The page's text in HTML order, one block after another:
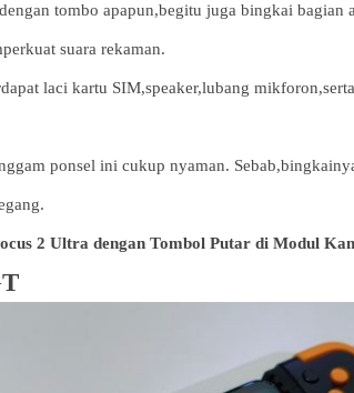
tombo apapun,begitu juga bingkai bagian
suara rekaman.
laci kartu SIM,speaker,lubang
ponsel ini cukup nyaman.
2 Ultra dengan Tombol Putar di Modul